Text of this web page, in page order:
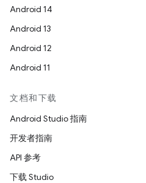
Android 14
Android 13
Android 12
Android 11
文档和下载
Android Studio 指南
开发者指南
API 参考
下载 Studio